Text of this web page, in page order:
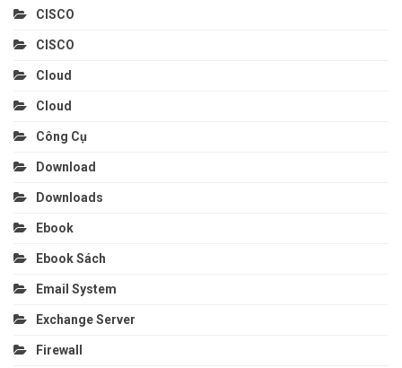
CISCO
CISCO
Cloud
Cloud
Công Cụ
Download
Downloads
Ebook
Ebook Sách
Email System
Exchange Server
Firewall